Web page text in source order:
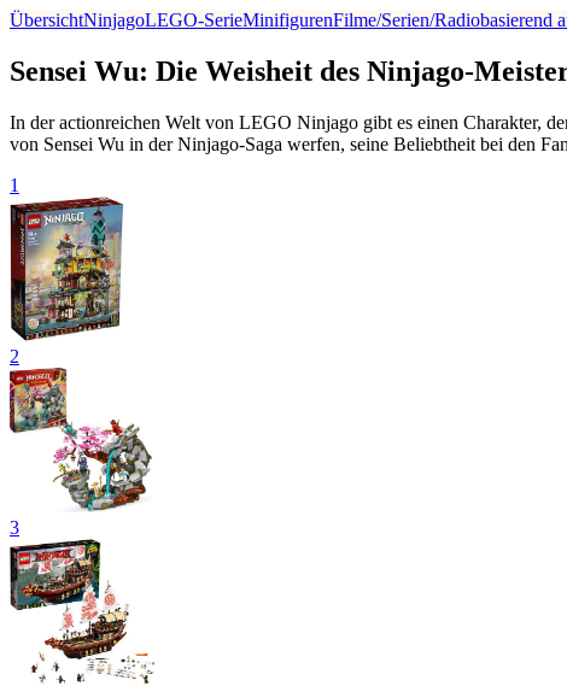
ÜbersichtNinjagoLEGO-SerieMinifigurenFilme/Serien/Radiobasierend
Sensei Wu: Die Weisheit des Ninjago-
In der actionreichen Welt von LEGO Ninjago gibt es einen Charakter,
von Sensei Wu in der Ninjago-Saga werfen, seine Beliebtheit bei den
1
2
3